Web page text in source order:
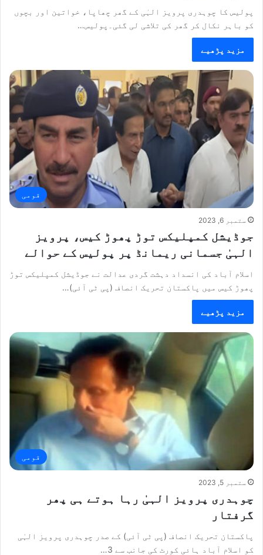
پولیس کا چوہدری پرویز الہٰی کے گھر چھاپا، خواتین اور بچوں
کو باہر نکال کر گھر کی تلاشی لی گئی۔پولیس…
مزید پڑھیے
قومی
ستمبر 6, 2023
جوڈیشل کمپلیکس توڑ پھوڑ کیس، پرویز
الہیٰ جسمانی ریمانڈ پر پولیس کے حوالے
اسلام آباد کی انسداد دہشت گردی عدالت نے جوڈیشل کمپلیکس توڑ
پھوڑ کیس میں پاکستان تحریک انصاف (پی ٹی آئی)…
مزید پڑھیے
قومی
ستمبر 5, 2023
چوہدری پرویز الہیٰ رہا ہوتے ہی پھر
گرفتار
پاکستان تحریک انصاف (پی ٹی آئی) کے صدر چوہدری پرویز الہٰی
کو اسلام آباد ہائی کورٹ کی جانب سے 3…